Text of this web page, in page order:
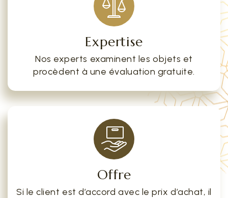
Expertise
Nos experts examinent les objets et
procèdent à une évaluation gratuite.
Offre
Si le client est d’accord avec le prix d’achat, il